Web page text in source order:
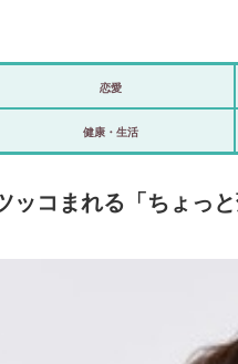
スポーツ
ビックリ
恋愛
健康・生活
コまれる「ちょっ